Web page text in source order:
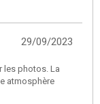
29/09/2023
les photos. La
atmosphère